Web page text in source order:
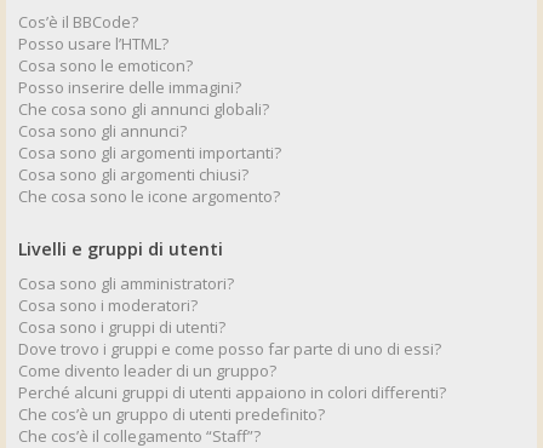
Cos’è il BBCode?
Posso usare l’HTML?
Cosa sono le emoticon?
Posso inserire delle immagini?
Che cosa sono gli annunci globali?
Cosa sono gli annunci?
Cosa sono gli argomenti importanti?
Cosa sono gli argomenti chiusi?
Che cosa sono le icone argomento?
Livelli e gruppi di utenti
Cosa sono gli amministratori?
Cosa sono i moderatori?
Cosa sono i gruppi di utenti?
Dove trovo i gruppi e come posso far parte di uno di essi?
Come divento leader di un gruppo?
Perché alcuni gruppi di utenti appaiono in colori differenti?
Che cos’è un gruppo di utenti predefinito?
Che cos’è il collegamento “Staff”?